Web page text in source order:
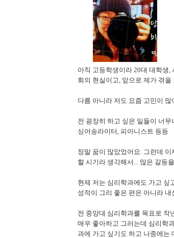
아직 고등학생이라 20대 대학생
회의 현실이고, 앞으로 제가 겪
다름 아니라 저도 요즘 고민이
전 굉장히 하고 싶은 일들이 너
싱어송라이터, 피아니스트 등등
정말 꿈이 많았었어요. 그런데
할 시기라 생각해서... 많은 갈등
현제 저는 심리학과에도 가고 싶
성적이 그리 좋은 편은 아니라
전 중앙대 심리학과를 목표로 작
매우 좋아하고 그러는데 심리학
과에 가고 싶기도 하고 나중에는